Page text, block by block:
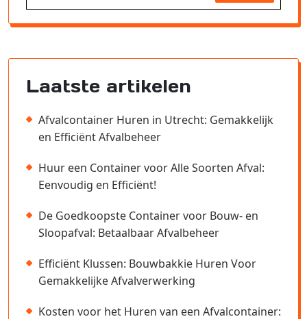
Laatste artikelen
Afvalcontainer Huren in Utrecht: Gemakkelijk
en Efficiënt Afvalbeheer
Huur een Container voor Alle Soorten Afval:
Eenvoudig en Efficiënt!
De Goedkoopste Container voor Bouw- en
Sloopafval: Betaalbaar Afvalbeheer
Efficiënt Klussen: Bouwbakkie Huren Voor
Gemakkelijke Afvalverwerking
Kosten voor het Huren van een Afvalcontainer: